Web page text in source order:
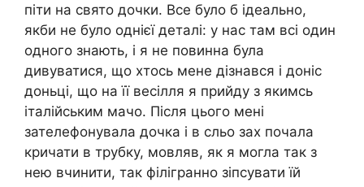
піти на свято дочки. Все було б ідеально,
якби не було однієї деталі: у нас там всі один
одного знають, і я не повинна була
дивуватися, що хтось мене дізнався і доніс
доньці, що на її весілля я прийду з якимсь
італійським мачо. Після цього мені
зателефонувала дочка і в сльо зах почала
кричати в трубку, мовляв, як я могла так з
нею вчинити, так філігранно зіпсувати їй